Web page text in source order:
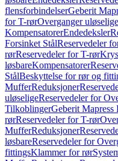
flensforbindelserGeberit
for T-rørOverganger uløselige
KompensatorerEndedeksler
Forsinket StålReservedeler
rørReservedeler for T-rør
løsbareKompensatorer
StålBeskyttelse for rør og
MufferReduksjoner
uløseligeReservedeler for
TilkoblingerGeberit
rørReservedeler for T-rør
MufferReduksjoner
løsbareReservedeler for
fittingsKlammer for rør